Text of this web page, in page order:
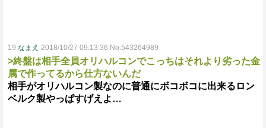
19 なまえ 2018/10/27 09:13:36 No.543264989
>終盤は相手全員オリハルコンでこっちはそれより劣った金
属で作ってるから仕方ないんだ
相手がオリハルコン製なのに普通にボコボコに出来るロン
ベルク製やっぱすげえよ…